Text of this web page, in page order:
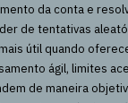
da conta e
de tentativas
útil quando
ágil, limites
de maneira